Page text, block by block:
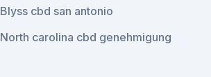
Blyss cbd san antonio
North carolina cbd genehmigung